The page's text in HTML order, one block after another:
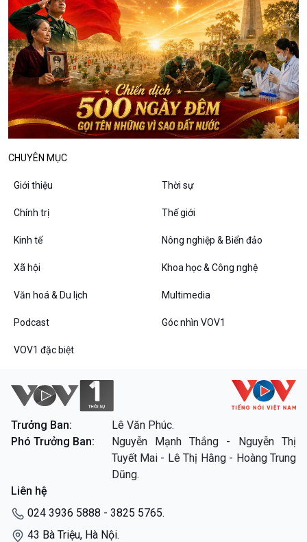
Diễn đàn chủ nhật
Chuyện đêm
VOV1 đặc biệt
Chân dung cuộc sống
Các chương trình đặc biệt
CHUYÊN MỤC
Giới thiệu Thời sự
Chính trị Thế giới
Kinh tế Nông nghiệp & Biển đảo
Xã hội Khoa học & Công nghệ
Văn hoá & Du lịch Multimedia
Podcast Góc nhìn VOV1
VOV1 đặc biệt
Trưởng Ban:
Lê Văn Phúc.
Phó Trưởng Ban:
Nguyễn Mạnh Thắng - Nguyễn Thị
Tuyết Mai - Lê Thị Hằng - Hoàng Trung
Dũng.
Liên hệ
024 3936 5888 - 3825 5765.
43 Bà Triệu, Hà Nội.